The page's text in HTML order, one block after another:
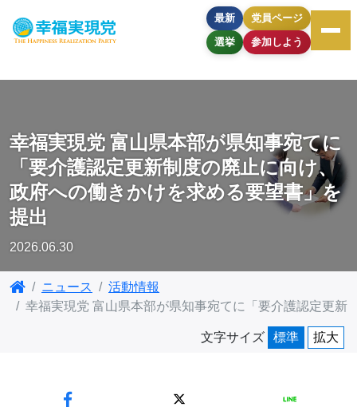
最新
選挙
党員ページ
参加しよう
幸福実現党 富山県本部が県知事宛てに
「要介護認定更新制度の廃止に向け、
政府への働きかけを求める要望書」を
提出
2026.06.30
ニュース
活動情報
幸福実現党 富山県本部が県知事宛てに「要介護認定更
文字サイズ 標準 拡大